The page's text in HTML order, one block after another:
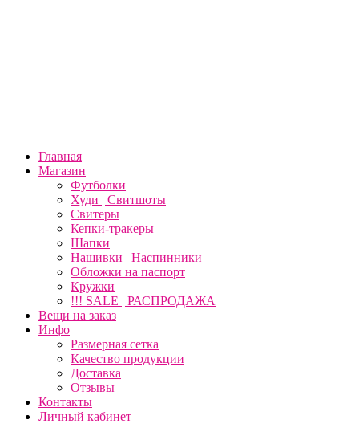
Главная
Магазин
Футболки
Худи | Свитшоты
Свитеры
Кепки-тракеры
Шапки
Нашивки | Наспинники
Обложки на паспорт
Кружки
!!! SALE | РАСПРОДАЖА
Вещи на заказ
Инфо
Размерная сетка
Качество продукции
Доставка
Отзывы
Контакты
Личный кабинет